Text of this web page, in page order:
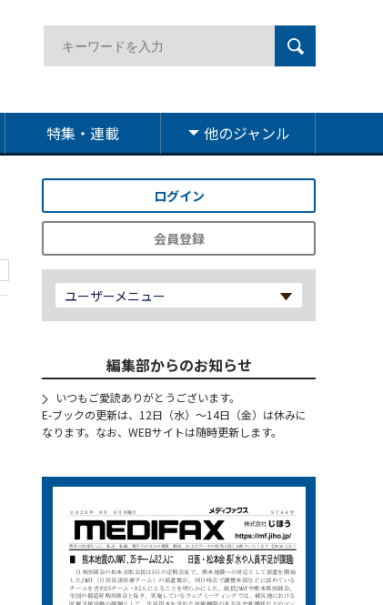
特集・連載 他のジャンル
ログイン
会員登録
ユーザーメニュー
編集部からのお知らせ
いつもご愛読ありがとうございます。
E-ブックの更新は、12日（水）～14日（金）は休みに
なります。なお、WEBサイトは随時更新します。